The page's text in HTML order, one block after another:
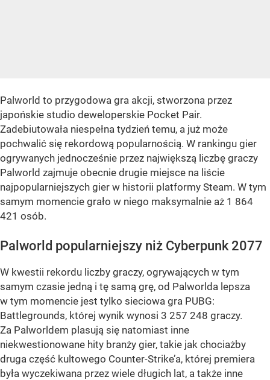
Palworld to przygodowa gra akcji, stworzona przez
japońskie studio deweloperskie Pocket Pair.
Zadebiutowała niespełna tydzień temu, a już może
pochwalić się rekordową popularnością. W rankingu gier
ogrywanych jednocześnie przez największą liczbę graczy
Palworld zajmuje obecnie drugie miejsce na liście
najpopularniejszych gier w historii platformy Steam. W tym
samym momencie grało w niego maksymalnie aż 1 864
421 osób.
Palworld popularniejszy niż Cyberpunk 2077
W kwestii rekordu liczby graczy, ogrywających w tym
samym czasie jedną i tę samą grę, od Palworlda lepsza
w tym momencie jest tylko sieciowa gra PUBG:
Battlegrounds, której wynik wynosi 3 257 248 graczy.
Za Palworldem plasują się natomiast inne
niekwestionowane hity branży gier, takie jak chociażby
druga część kultowego Counter-Strike’a, której premiera
była wyczekiwana przez wiele długich lat, a także inne